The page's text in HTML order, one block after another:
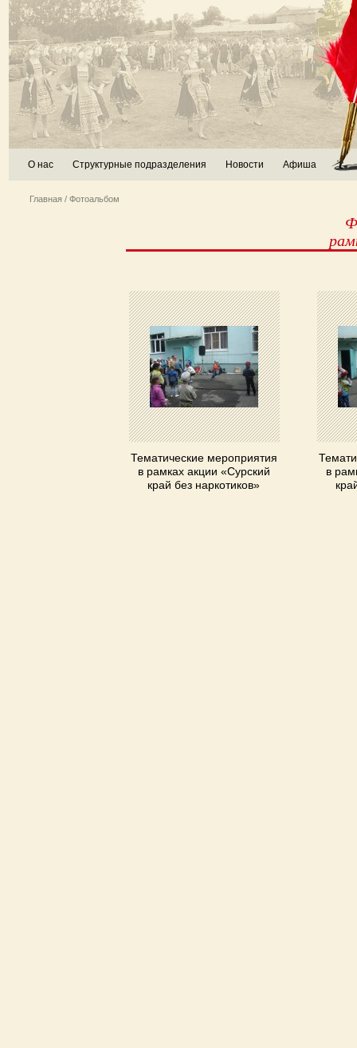
О нас Структурные подразделения Новости Афиша
Главная / Фотоальбом
Тематические мероприятия
в рамках акции «Сурский
край без наркотиков»
в